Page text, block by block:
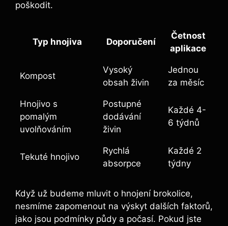
poškodit.
Typ​ hnojiva Doporučení
Četnost
aplikace
Kompost
Vysoký
obsah‌ živin
Jednou
⁢za ⁢měsíc
Hnojivo s
pomalým
uvolňováním
Postupné
dodávání
živin
Každé 4-
6 týdnů
Tekuté hnojivo
Rychlá‌
absorpce
Každé 2
týdny
Když už⁣ budeme mluvit ⁤o hnojení brokolice,
nesmíme⁤ zapomenout na výskyt dalších faktorů,
jako jsou podmínky půdy⁤ a počasí.‍ Pokud jste